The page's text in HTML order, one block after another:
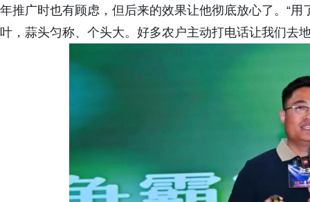
年推广时也有顾虑，但后来的效果让他彻底放心了。“
叶，蒜头匀称、个头大。好多农户主动打电话让我们去